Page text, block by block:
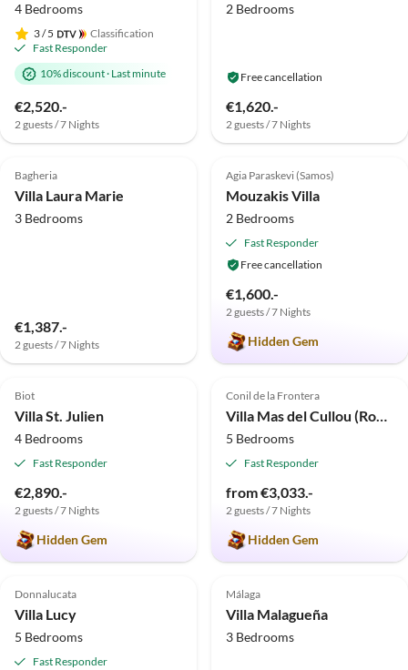
4 Bedrooms
3/ 5
Classification
Fast Responder
10% discount· Last minute
€2,520.-
2 guests / 7 Nights
2 Bedrooms
Free cancellation
€1,620.-
2 guests / 7 Nights
Top-Listing
4.8 (8)
Bagheria
Villa Laura Marie
3 Bedrooms
€1,387.-
2 guests / 7 Nights
Top-Listing
4.8 (7)
Agia Paraskevi (Samos)
Mouzakis Villa
2 Bedrooms
Fast Responder
Free cancellation
€1,600.-
2 guests / 7 Nights
Hidden Gem
Top-Listing
4.9 (6)
Biot
Villa St. Julien
4 Bedrooms
Fast Responder
€2,890.-
2 guests / 7 Nights
Hidden Gem
Top-Listing
5.0 (6)
Conil de la Frontera
Villa Mas del Cullou (Roche)
5 Bedrooms
Fast Responder
from €3,033.-
2 guests / 7 Nights
Hidden Gem
Top-Listing
Donnalucata
Villa Lucy
5 Bedrooms
Fast Responder
Top-Listing
Málaga
Villa Malagueña
3 Bedrooms